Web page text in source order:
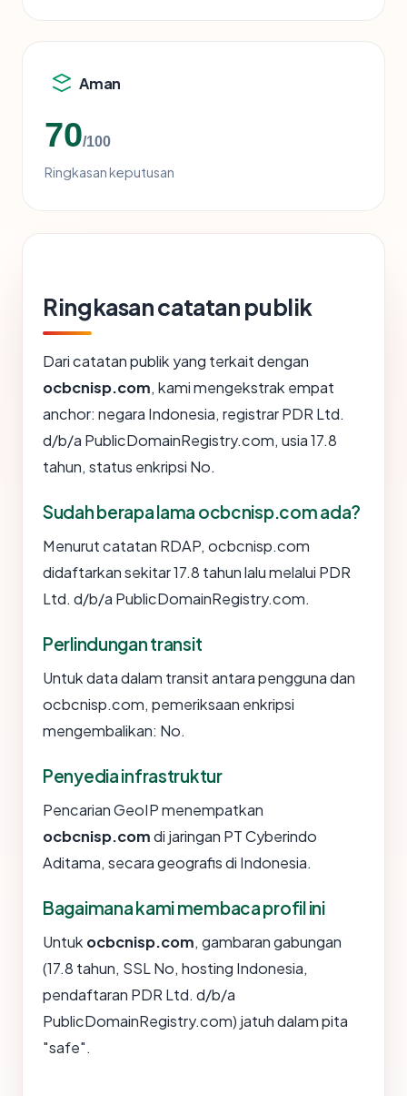
Aman
70/100
Ringkasan keputusan
Ringkasan catatan publik
Dari catatan publik yang terkait dengan
ocbcnisp.com, kami mengekstrak empat
anchor: negara Indonesia, registrar PDR Ltd.
d/b/a PublicDomainRegistry.com, usia 17.8
tahun, status enkripsi No.
Sudah berapa lama ocbcnisp.com ada?
Menurut catatan RDAP, ocbcnisp.com
didaftarkan sekitar 17.8 tahun lalu melalui PDR
Ltd. d/b/a PublicDomainRegistry.com.
Perlindungan transit
Untuk data dalam transit antara pengguna dan
ocbcnisp.com, pemeriksaan enkripsi
mengembalikan: No.
Penyedia infrastruktur
Pencarian GeoIP menempatkan
ocbcnisp.comdi jaringan PT Cyberindo
Aditama, secara geografis di Indonesia.
Bagaimana kami membaca profil ini
Untuk ocbcnisp.com, gambaran gabungan
(17.8 tahun, SSL No, hosting Indonesia,
pendaftaran PDR Ltd. d/b/a
PublicDomainRegistry.com) jatuh dalam pita
"safe".